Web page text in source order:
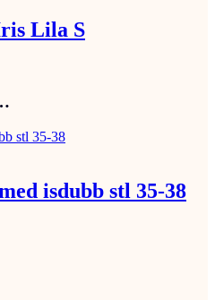
Lila S
isdubb stl 35-38